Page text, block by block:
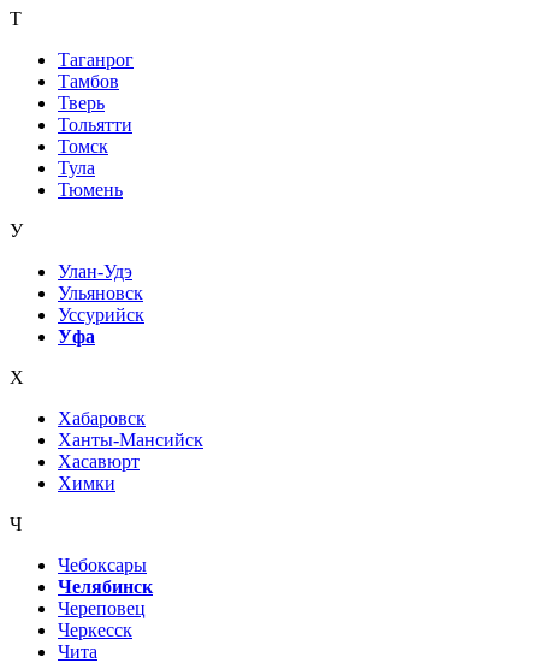
Т
Таганрог
Тамбов
Тверь
Тольятти
Томск
Тула
Тюмень
У
Улан-Удэ
Ульяновск
Уссурийск
Уфа
Х
Хабаровск
Ханты-Мансийск
Хасавюрт
Химки
Ч
Чебоксары
Челябинск
Череповец
Черкесск
Чита